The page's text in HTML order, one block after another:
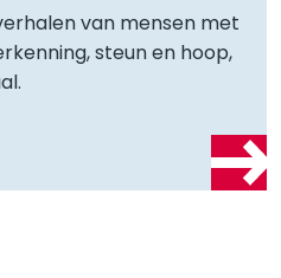
van mensen met
steun en hoop,